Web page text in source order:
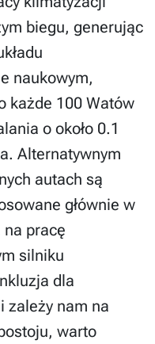
biegu, generując
naukowym,
każde 100 Watów
o około 0.1
Alternatywnym
autach są
głównie w
pracę
silniku
dla
zależy nam na
warto